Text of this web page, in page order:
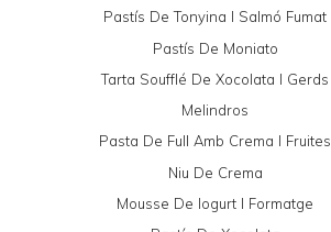
Pastís De Tonyina I Salmó Fumat
Pastís De Moniato
Tarta Soufflé De Xocolata I Gerds
Melindros
Pasta De Full Amb Crema I Fruites
Niu De Crema
Mousse De Iogurt I Formatge